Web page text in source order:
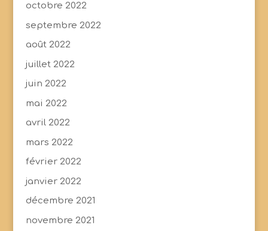
octobre 2022
septembre 2022
août 2022
juillet 2022
juin 2022
mai 2022
avril 2022
mars 2022
février 2022
janvier 2022
décembre 2021
novembre 2021